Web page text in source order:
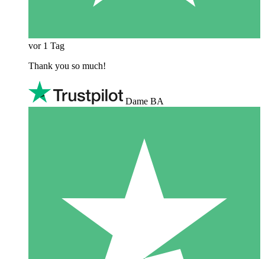
vor 1 Tag
Thank you so much!
Dame BA